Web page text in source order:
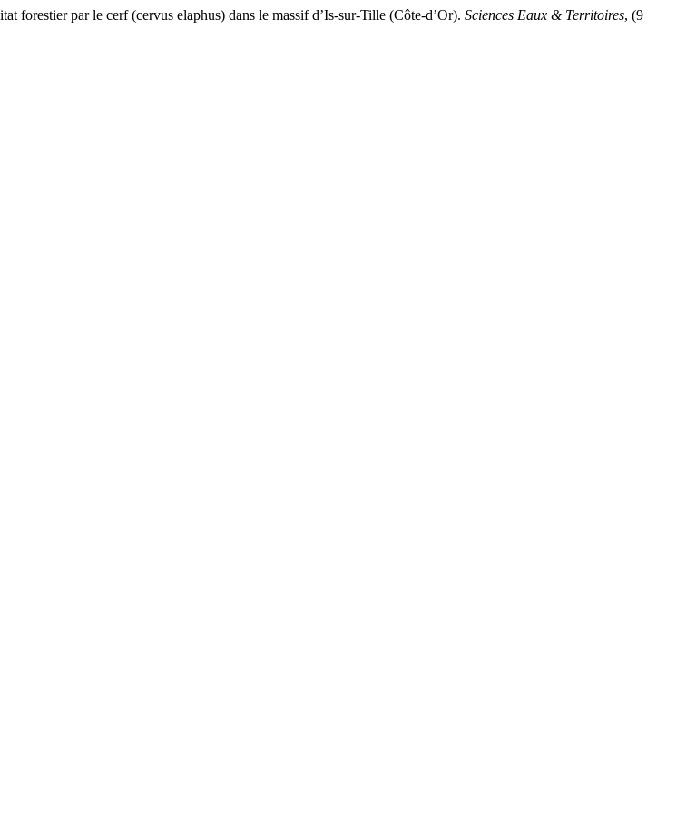
par le cerf (cervus elaphus) dans le massif d’Is-sur-Tille (Côte-d’Or). Sciences Eaux & Territoires, (9